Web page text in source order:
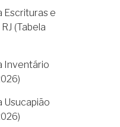
Escrituras e
(Tabela
Inventário
Usucapião